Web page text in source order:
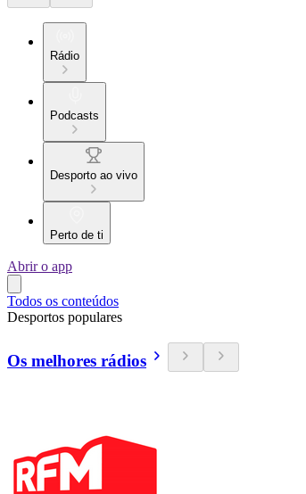
Rádio
Podcasts
Desporto ao vivo
Perto de ti
Abrir o app
Todos os conteúdos
Desportos populares
Os melhores rádios